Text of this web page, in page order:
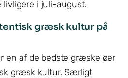
livligere i juli-august.
græsk kultur på
en af de bedste græske øer
græsk kultur. Særligt